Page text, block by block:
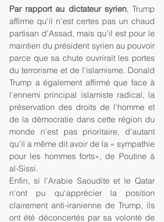
Par rapport au dictateur syrien, Trump
affirme qu'il n'est certes pas un chaud
partisan d'Assad, mais qu'il est pour le
maintien du président syrien au pouvoir
parce que sa chute ouvrirait les portes
du terrorisme et de l'islamisme. Donald
Trump a également affirmé que face à
l'ennemi principal islamiste radical, la
préservation des droits de l'homme et
de la démocratie dans cette région du
monde n'est pas prioritaire, d'autant
qu'il a même dit avoir de la « sympathie
pour les hommes forts», de Poutine à
al-Sissi.
Enfin, si l'Arabie Saoudite et le Qatar
n'ont pu qu'apprécier la position
clairement anti-iranienne de Trump, ils
ont été déconcertés par sa volonté de